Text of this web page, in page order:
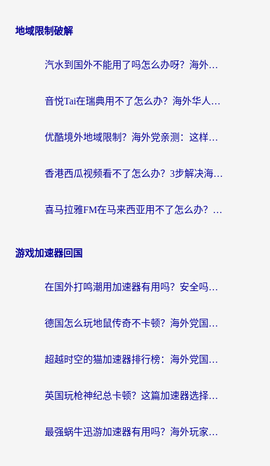
地域限制破解
汽水到国外不能用了吗怎么办呀？海外党追剧看片的救星在这里！
音悦Tai在瑞典用不了怎么办？海外华人追剧听歌的实用指南
优酷境外地域限制？海外党亲测：这样看国内剧再也不卡（附3个实用场景解决）
香港西瓜视频看不了怎么办？3步解决海外追剧难题，附靠谱加速器推荐
喜马拉雅FM在马来西亚用不了怎么办？海外华人亲测有效的回国加速指南
游戏加速器回国
在国外打鸣潮用加速器有用吗？安全吗？海外玩家国服游戏加速全指南
德国怎么玩地鼠传奇不卡顿？海外党国服游戏加速全攻略（含战双EVE实用指南）
超越时空的猫加速器排行榜：海外党国服游戏不卡顿的终极选择指南
英国玩枪神纪总卡顿？这篇加速器选择指南帮你告别延迟（附实测推荐）
最强蜗牛迅游加速器有用吗？海外玩家国服游戏加速避坑指南（附德国玩忍者必须死3流星蝴蝶剑解决办法）